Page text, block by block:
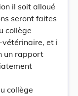
il soit alloué
seront faites
collège
et i
un rapport
collège